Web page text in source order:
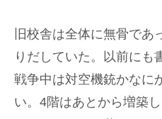
旧校舎は全体に無骨であ
りだしていた。以前にも
戦争中は対空機銃かなに
い。4階はあとから増築